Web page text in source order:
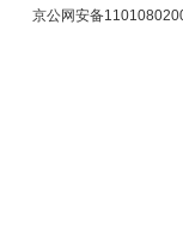
京公网安备